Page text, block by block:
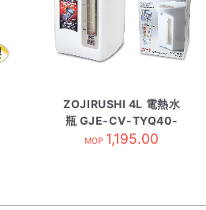
ZOJIRUSHI 4L 電熱水
瓶 GJE-CV-TYQ40-
WA
MOP 1,195.00